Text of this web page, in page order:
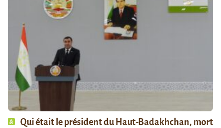
Qui était le président du Haut-Badakhchan, mort